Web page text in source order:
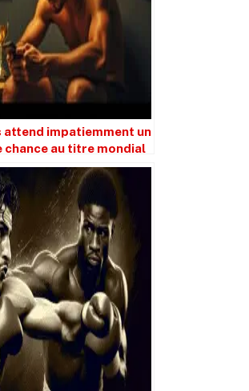
attend impatiemment un
chance au titre mondial